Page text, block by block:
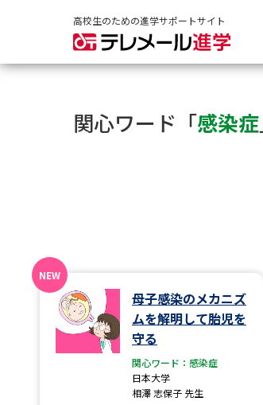
高校生のための進学サポートサイト
関心ワード「感染症
母子感染のメカニズ
ムを解明して胎児を
守る
関心ワード：感染症
日本大学
相澤 志保子 先生